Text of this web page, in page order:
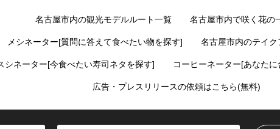
名古屋市内の観光モデルルート一覧 名古屋市内で咲く花の
メシネーター[質問に答えて食べたい物を探す] 名古屋市内のテイ
シネーター[今食べたい寿司ネタを探す] コーヒーネーター[あなた
広告・プレスリリースの依頼はこちら(無料)